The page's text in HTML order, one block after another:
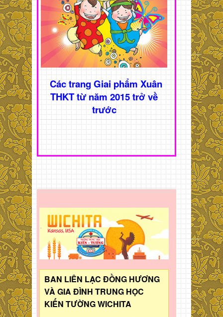
Các trang Giai phẩm Xuân
THKT từ năm 2015 trở về
trước
BAN LIÊN LẠC ĐỒNG HƯƠNG
VÀ GIA ĐÌNH TRUNG HỌC
KIẾN TƯỜNG WICHITA